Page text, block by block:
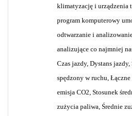
klimatyzację i urządzenia
program komputerowy
odtwarzanie i
analizujące co najmniej
Czas jazdy, Dystans
spędzony w ruchu,
emisja CO2, Stosunek
zużycia paliwa, Średnie